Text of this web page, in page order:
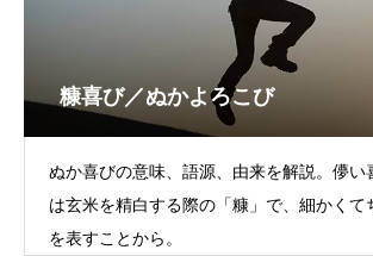
糠喜び／ぬかよろこび
ぬか喜びの意味、語源、由来を解説。儚い
は玄米を精白する際の「糠」で、細かくて
を表すことから。